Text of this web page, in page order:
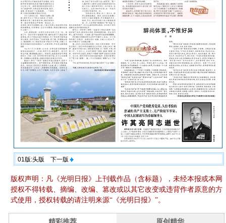
01版:头版 下一版
版权声明：凡《光明日报》上刊载作品（含标题），未经本报或本网
授权不得转载、摘编、改编、篡改或以其它改变或违背作者原意的方
式使用，授权转载的请注明来源“《光明日报》”。